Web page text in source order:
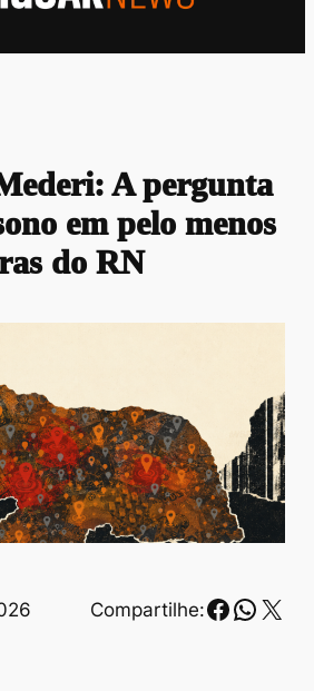
A pergunta
em pelo menos
do RN
Compartilhe: X